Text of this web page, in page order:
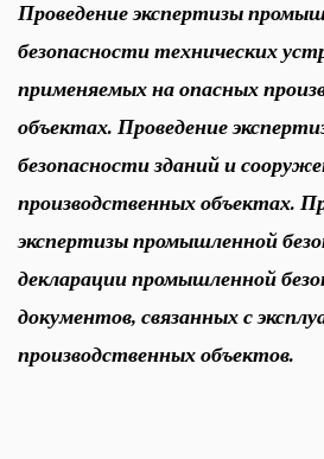
Проведение экспертизы
безопасности технических
применяемых на опасных
объектах. Проведение
безопасности зданий и
производственных объектах.
экспертизы промышленной
декларации промышленной
документов, связанных с
производственных объектов.